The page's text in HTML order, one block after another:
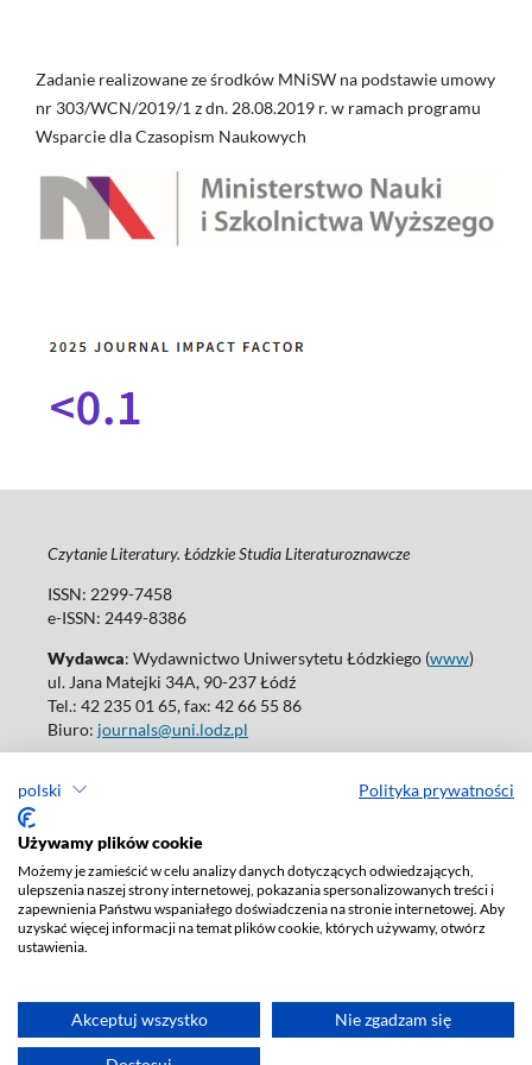
polski Polityka prywatności
Używamy plików cookie
Możemy je zamieścić w celu analizy danych dotyczących odwiedzających,
ulepszenia naszej strony internetowej, pokazania spersonalizowanych treści i
zapewnienia Państwu wspaniałego doświadczenia na stronie internetowej. Aby
uzyskać więcej informacji na temat plików cookie, których używamy, otwórz
ustawienia.
Akceptuj wszystko Nie zgadzam się
Zadanie realizowane ze środków MNiSW na podstawie umowy
nr 303/WCN/2019/1 z dn. 28.08.2019 r. w ramach programu
Wsparcie dla Czasopism Naukowych
Czytanie Literatury. Łódzkie Studia Literaturoznawcze
ISSN: 2299-7458
e-ISSN: 2449-8386
Wydawca: Wydawnictwo Uniwersytetu Łódzkiego (www)
ul. Jana Matejki 34A, 90-237 Łódź
Tel.: 42 235 01 65, fax: 42 66 55 86
Biuro: journals@uni.lodz.pl
W sprawie prenumeraty wydań papierowych prosimy o kontakt
Deklaracja dostępności